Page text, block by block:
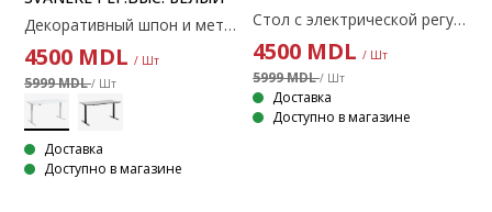
Декоративный шпон и металл. Электрический стол с регулируемой высотой столешницы и ножек, что позволяет легко настроить нужный уровень. Стол был протестирован для использования в офисе. Отвечает требованиям, изложенным в стандартах EN527-1-2-3. 80x160x68-119 см.
4500 MDL / Шт
5999 MDL/ Шт
Доставка
Доступно в магазине
Стол с электрической регулировкой высоты, изготовленный из декоративного шпона и стали. 80x160x70-119 см
4500 MDL / Шт
5999 MDL/ Шт
Доставка
Доступно в магазине